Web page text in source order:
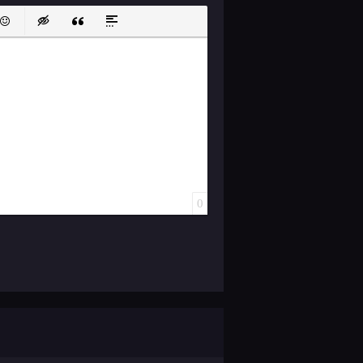
список
ссылкузащищенную ссылку
Вставить смайлик
Вставка скрытого текста
Вставка цитаты
Вставка спойлера
0